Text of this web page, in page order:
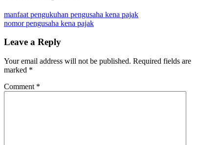
manfaat pengukuhan pengusaha kena pajak
nomor pengusaha kena pajak
Leave a Reply
Your email address will not be published. Required fields are
marked *
Comment *